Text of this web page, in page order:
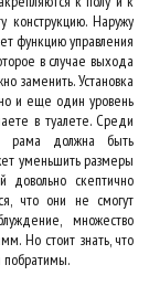
конструкцию. Наружу
функцию управления
в случае выхода
заменить. Установка
и еще один уровень
в туалете. Среди
рама должна быть
уменьшить размеры
довольно скептично
что они не смогут
множество
Но стоит знать, что
побратимы.